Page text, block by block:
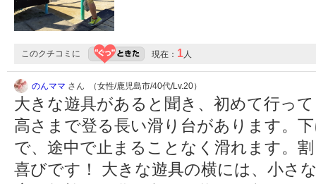
このクチコミに 現在： 1人
のんママ さん （女性/鹿児島市/40代/Lv.20）
大きな遊具があると聞き、初めて行っ
高さまで登る長い滑り台があります。
で、途中で止まることなく滑れます。
喜びです！ 大きな遊具の横には、小さ